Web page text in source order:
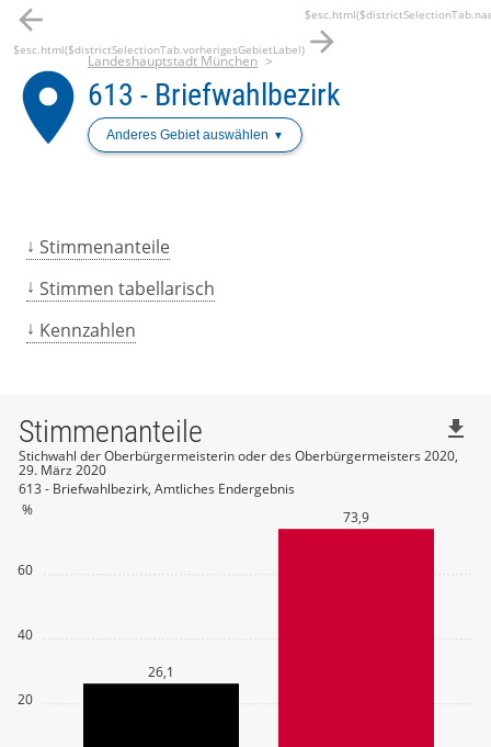
arrow_back
$esc.html($districtSelectionTab.vorherigesGebietLabel) arrow_forward
place
Landeshauptstadt München
613 - Briefwahlbezirk
Anderes Gebiet auswählen
Stimmenanteile
Stimmen tabellarisch
Kennzahlen
20
40
60
%
26,1
73,9
Stimmenanteile
Stichwahl der Oberbürgermeisterin oder des Oberbürgermeisters 2020,
29. März 2020
613 - Briefwahlbezirk, Amtliches Endergebnis
file_download